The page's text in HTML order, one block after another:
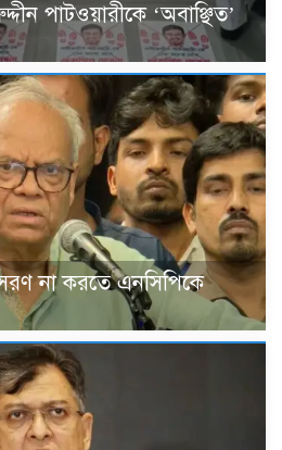
পাটওয়ারীকে ‘অবাঞ্ছিত’
না করতে এনসিপিকে